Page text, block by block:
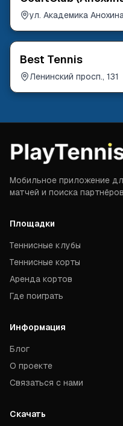
ул. Академика
Best Tennis
Ленинский просп., 131
Мобильное приложение
матчей и поиска
Площадки
Теннисные клубы
Теннисные корты
Аренда кортов
Где поиграть
Информация
Блог
О проекте
Связаться с нами
Скачать